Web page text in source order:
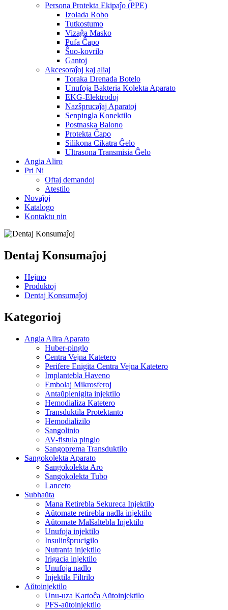
Persona Protekta Ekipaĵo (PPE)
Izolada Robo
Tutkostumo
Vizaĝa Masko
Pufa Ĉapo
Ŝuo-kovrilo
Gantoj
Akcesoraĵoj kaj aliaj
Toraka Drenada Botelo
Unufoja Bakteria Kolekta Aparato
EKG-Elektrodoj
Nazŝprucaĵaj Aparatoj
Senpingla Konektilo
Postnaska Balono
Protekta Ĉapo
Silikona Cikatra Ĝelo
Ultrasona Transmisia Ĝelo
Angia Aliro
Pri Ni
Oftaj demandoj
Atestilo
Novaĵoj
Katalogo
Kontaktu nin
Dentaj Konsumaĵoj
Hejmo
Produktoj
Dentaj Konsumaĵoj
Kategorioj
Angia Alira Aparato
Huber-pinglo
Centra Vejna Katetero
Perifere Enigita Centra Vejna Katetero
Implantebla Haveno
Embolaj Mikrosferoj
Antaŭplenigita injektilo
Hemodializa Katetero
Transduktila Protektanto
Hemodializilo
Sangolinio
AV-fistula pinglo
Sangoprema Transduktilo
Sangokolekta Aparato
Sangokolekta Aro
Sangokolekta Tubo
Lanceto
Subhaŭta
Mana Retirebla Sekureca Injektilo
Aŭtomate retirebla nadla injektilo
Aŭtomate Malŝaltebla Injektilo
Unufoja injektilo
Insulinŝprucigilo
Nutranta injektilo
Irigacia injektilo
Unufoja nadlo
Injektila Filtrilo
Aŭtoinjektilo
Unu-uza Kartoĉa Aŭtoinjektilo
PFS-aŭtoinjektilo